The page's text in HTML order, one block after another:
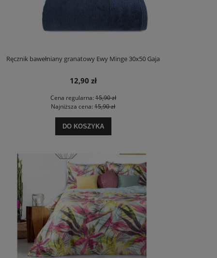
Ręcznik bawełniany granatowy Ewy Minge 30x50 Gaja
12,90 zł
Cena regularna:15,90 zł
Najniższa cena: 15,90 zł
DO KOSZYKA